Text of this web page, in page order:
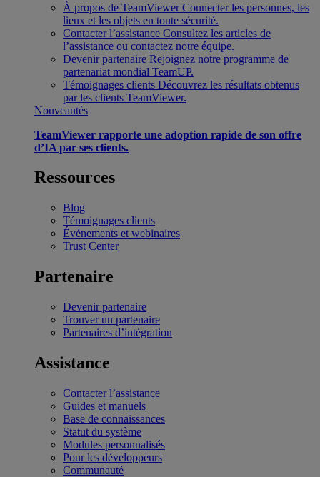
À propos de TeamViewer Connecter les personnes, les
lieux et les objets en toute sécurité.
Contacter l’assistance Consultez les articles de
l’assistance ou contactez notre équipe.
Devenir partenaire Rejoignez notre programme de
partenariat mondial TeamUP.
Témoignages clients Découvrez les résultats obtenus
par les clients TeamViewer.
Nouveautés
TeamViewer rapporte une adoption rapide de son offre
d’IA par ses clients.
Ressources
Blog
Témoignages clients
Événements et webinaires
Trust Center
Partenaire
Devenir partenaire
Trouver un partenaire
Partenaires d’intégration
Assistance
Contacter l’assistance
Guides et manuels
Base de connaissances
Statut du système
Modules personnalisés
Pour les développeurs
Communauté